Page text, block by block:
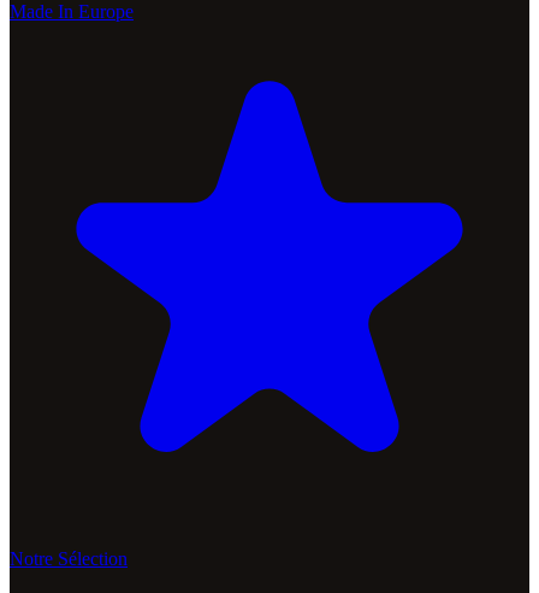
Made In Europe
Notre Sélection